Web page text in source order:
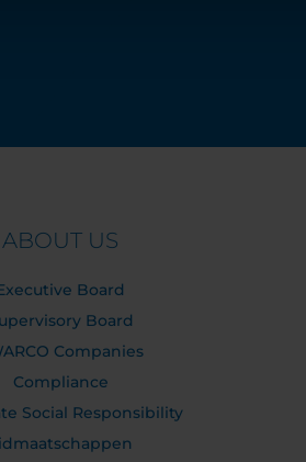
ABOUT US
Board
Board
Companies
Compliance
Social Responsibility